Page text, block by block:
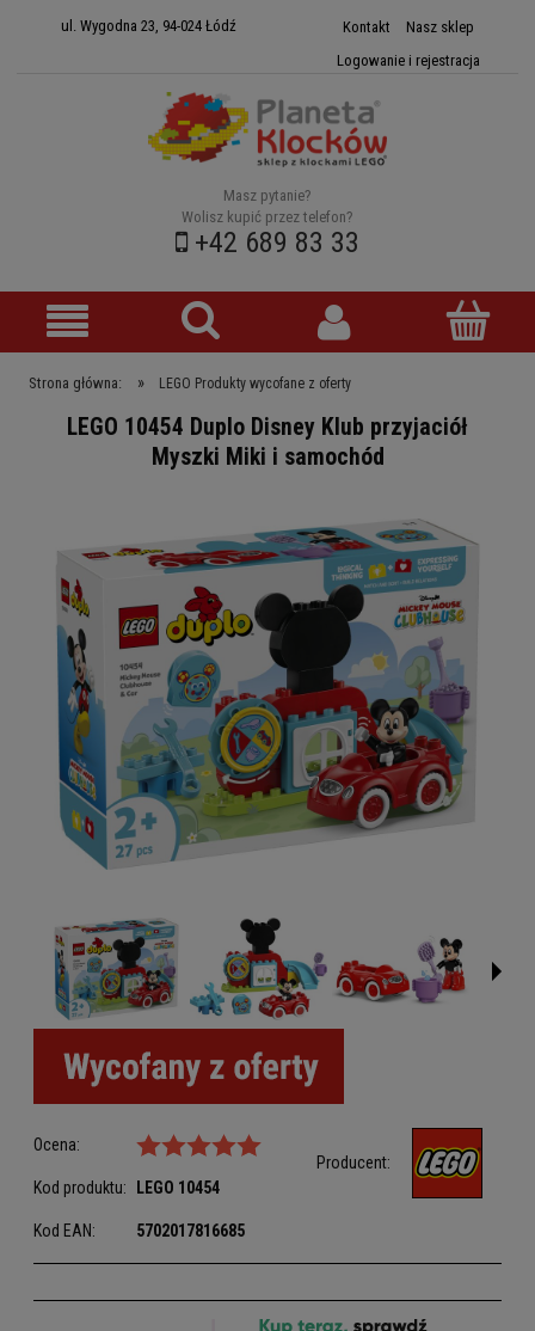
ul. Wygodna 23, 94-024 Łódź Kontakt
Nasz sklep
Logowanie i rejestracja
Masz pytanie?
Wolisz kupić przez telefon?
+42 689 83 33
Strona główna: » LEGO Produkty wycofane z oferty
LEGO 10454 Duplo Disney Klub przyjaciół
Myszki Miki i samochód
Ocena:
Kod produktu: LEGO 10454
Kod EAN: 5702017816685
Producent: